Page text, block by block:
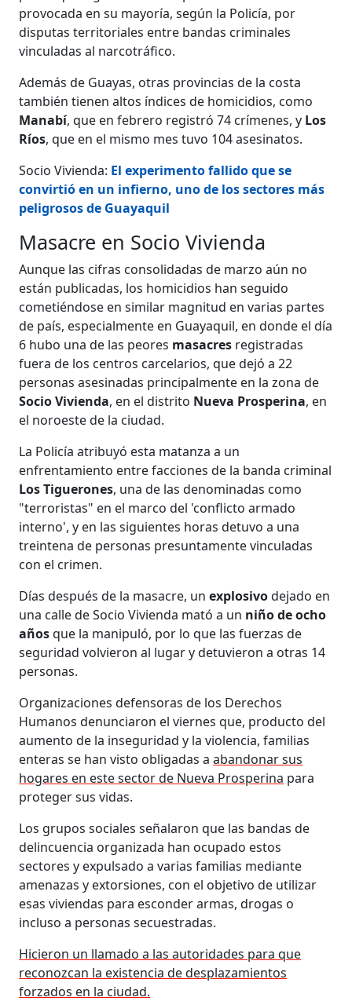
provocada en su mayoría, según la Policía, por
disputas territoriales entre bandas criminales
vinculadas al narcotráfico.
Además de Guayas, otras provincias de la costa
también tienen altos índices de homicidios, como
Manabí, que en febrero registró 74 crímenes, y Los
Ríos, que en el mismo mes tuvo 104 asesinatos.
Socio Vivienda: El experimento fallido que se
convirtió en un infierno, uno de los sectores más
peligrosos de Guayaquil
Masacre en Socio Vivienda
Aunque las cifras consolidadas de marzo aún no
están publicadas, los homicidios han seguido
cometiéndose en similar magnitud en varias partes
de país, especialmente en Guayaquil, en donde el día
6 hubo una de las peores masacres registradas
fuera de los centros carcelarios, que dejó a 22
personas asesinadas principalmente en la zona de
Socio Vivienda, en el distrito Nueva Prosperina, en
el noroeste de la ciudad.
La Policía atribuyó esta matanza a un
enfrentamiento entre facciones de la banda criminal
Los Tiguerones, una de las denominadas como
"terroristas" en el marco del 'conflicto armado
interno', y en las siguientes horas detuvo a una
treintena de personas presuntamente vinculadas
con el crimen.
Días después de la masacre, unexplosivodejado en
una calle de Socio Vivienda mató a un niño de ocho
añosque la manipuló, por lo que las fuerzas de
seguridad volvieron al lugar y detuvieron a otras 14
personas.
Organizaciones defensoras de los Derechos
Humanos denunciaron el viernes que, producto del
aumento de la inseguridad y la violencia, familias
enteras se han visto obligadas aabandonar sus
hogares en este sector de Nueva Prosperina para
proteger sus vidas.
Los grupos sociales señalaron que las bandas de
delincuencia organizada han ocupado estos
sectores y expulsado a varias familias mediante
amenazas y extorsiones, con el objetivo de utilizar
esas viviendas para esconder armas, drogas o
incluso a personas secuestradas.
Hicieron un llamado a las autoridades para que
reconozcan la existencia de desplazamientos
forzados en la ciudad.